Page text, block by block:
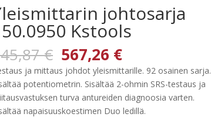
johtosarja
Kstools
€ Alkuperäinen
hinta
oli:
745,87 €.
567,26 €Nykyinen
hinta
on:
567,26 €.
ja mittaus johdot yleismittarille. 92 osainen sarja.
potentiometrin. Sisältää 2-ohmin SRS-testaus ja
turva antureiden diagnoosia varten.
napaisuuskoestimen Duo ledillä.